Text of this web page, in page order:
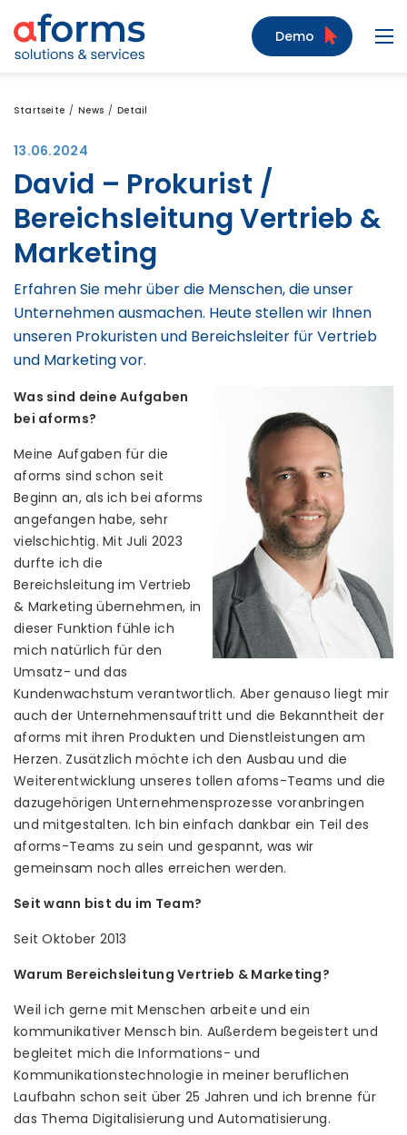
Zum Inhalt
Zum Menü
Zur Suche
Demo
Startseite News Detail
13.06.2024
David – Prokurist /
Bereichsleitung Vertrieb &
Marketing
Erfahren Sie mehr über die Menschen, die unser
Unternehmen ausmachen. Heute stellen wir Ihnen
unseren Prokuristen und Bereichsleiter für Vertrieb
und Marketing vor.
Was sind deine Aufgaben
bei aforms?
Meine Aufgaben für die
aforms sind schon seit
Beginn an, als ich bei aforms
angefangen habe, sehr
vielschichtig. Mit Juli 2023
durfte ich die
Bereichsleitung im Vertrieb
& Marketing übernehmen, in
dieser Funktion fühle ich
mich natürlich für den
Umsatz- und das
Kundenwachstum verantwortlich. Aber genauso liegt mir
auch der Unternehmensauftritt und die Bekanntheit der
aforms mit ihren Produkten und Dienstleistungen am
Herzen. Zusätzlich möchte ich den Ausbau und die
Weiterentwicklung unseres tollen afoms-Teams und die
dazugehörigen Unternehmensprozesse voranbringen
und mitgestalten. Ich bin einfach dankbar ein Teil des
aforms-Teams zu sein und gespannt, was wir
gemeinsam noch alles erreichen werden.
Seit wann bist du im Team?
Seit Oktober 2013
Warum Bereichsleitung Vertrieb & Marketing?
Weil ich gerne mit Menschen arbeite und ein
kommunikativer Mensch bin. Außerdem begeistert und
begleitet mich die Informations- und
Kommunikationstechnologie in meiner beruflichen
Laufbahn schon seit über 25 Jahren und ich brenne für
das Thema Digitalisierung und Automatisierung.